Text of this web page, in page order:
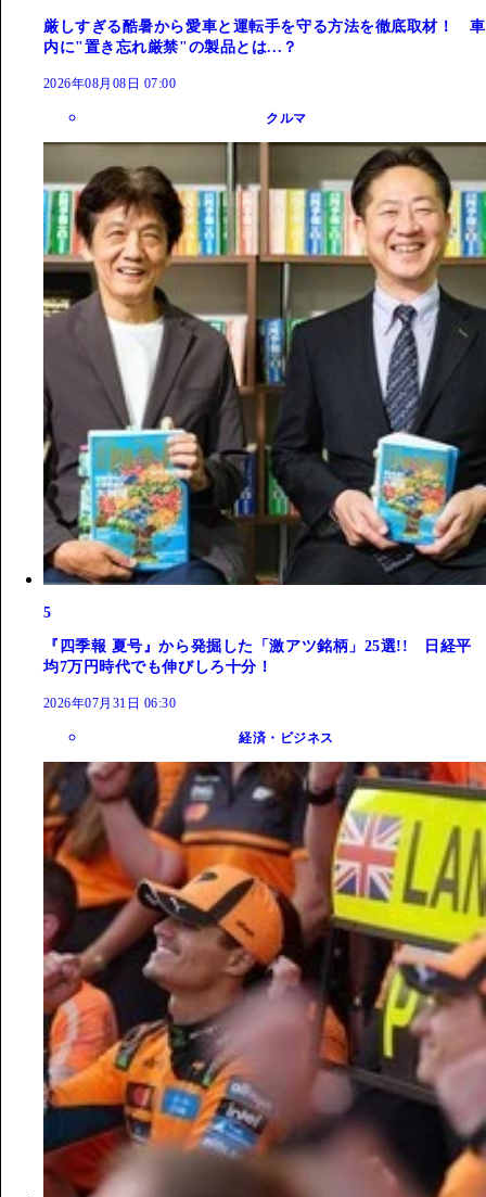
厳しすぎる酷暑から愛車と運転手を守る方法を徹底取材！ 車
内に"置き忘れ厳禁"の製品とは...？
2026年08月08日 07:00
クルマ
5
『四季報 夏号』から発掘した「激アツ銘柄」25選!! 日経平
均7万円時代でも伸びしろ十分！
2026年07月31日 06:30
経済・ビジネス